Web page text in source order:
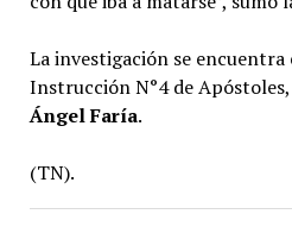
La investigación se encuentra
Instrucción N°4 de
Ángel Faría.
(TN).